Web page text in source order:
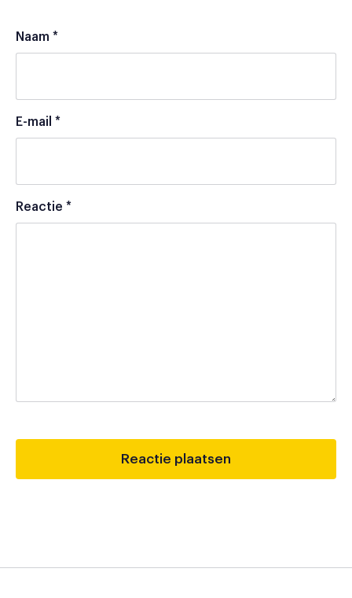
Naam *
E-mail *
Reactie *